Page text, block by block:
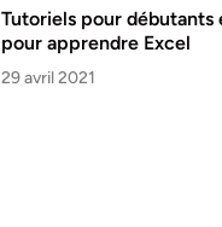
Tutoriels pour débutants
pour apprendre Excel
29 avril 2021